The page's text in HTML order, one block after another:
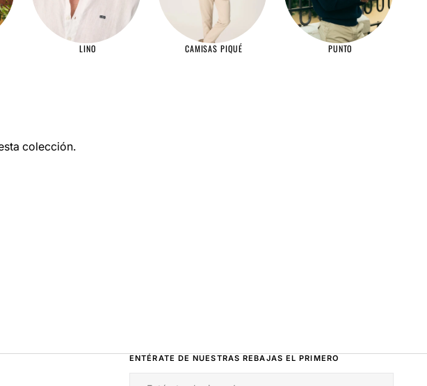
LINO CAMISAS PIQUÉ PUNTO
colección.
ENTÉRATE DE NUESTRAS REBAJAS EL PRIMERO